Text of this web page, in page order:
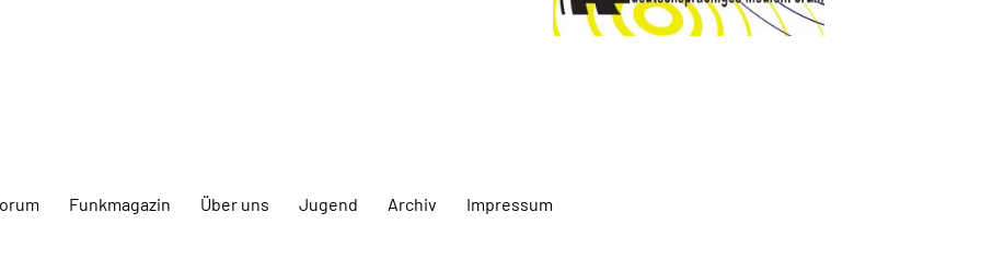
Funkmagazin Über uns Jugend Archiv Impressum